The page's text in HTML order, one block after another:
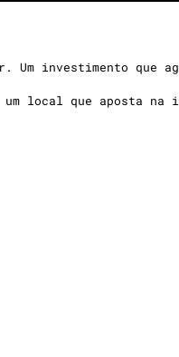
Um investimento
local que aposta na